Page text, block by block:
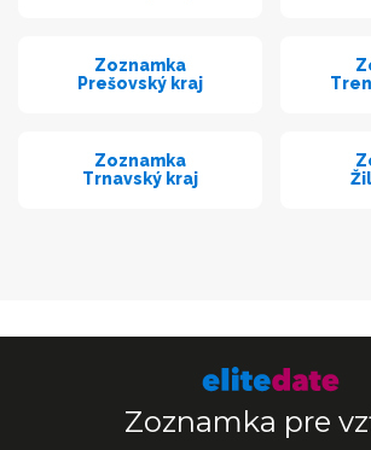
Zoznamka
Prešovský kraj
Zoznamka
Trnavský kraj
Zoznamka pre